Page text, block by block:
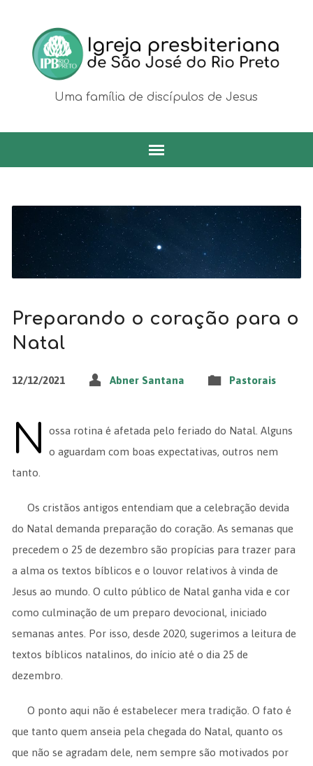
Uma família de discípulos de Jesus
Preparando o coração para o
Natal
12/12/2021 Abner Santana Pastorais
N
ossa rotina é afetada pelo feriado do Natal. Alguns
o aguardam com boas expectativas, outros nem
tanto.
Os cristãos antigos entendiam que a celebração devida
do Natal demanda preparação do coração. As semanas que
precedem o 25 de dezembro são propícias para trazer para
a alma os textos bíblicos e o louvor relativos à vinda de
Jesus ao mundo. O culto público de Natal ganha vida e cor
como culminação de um preparo devocional, iniciado
semanas antes. Por isso, desde 2020, sugerimos a leitura de
textos bíblicos natalinos, do início até o dia 25 de
dezembro.
O ponto aqui não é estabelecer mera tradição. O fato é
que tanto quem anseia pela chegada do Natal, quanto os
que não se agradam dele, nem sempre são motivados por